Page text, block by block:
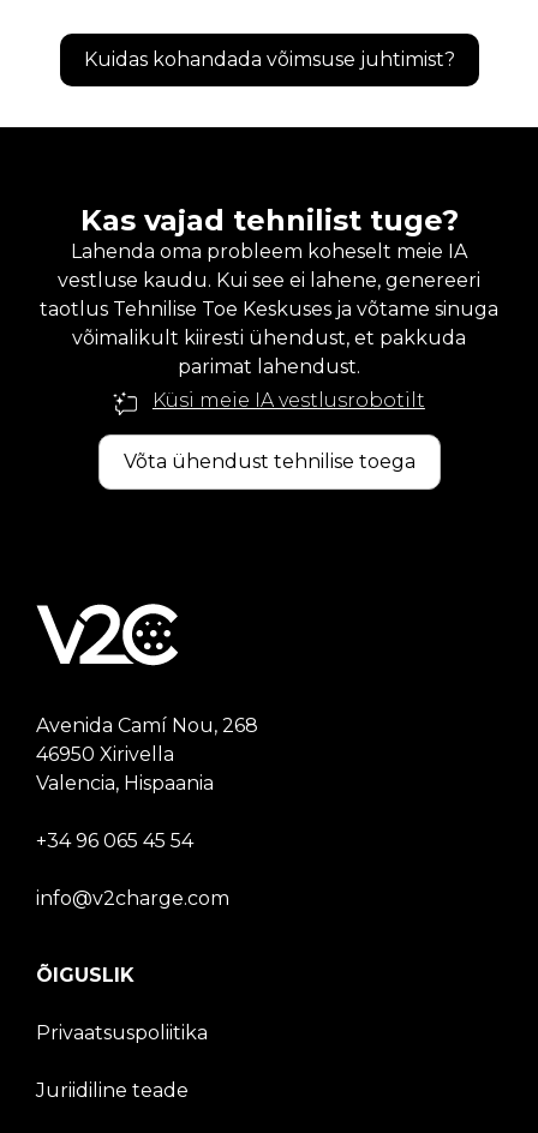
Kuidas kohandada võimsuse juhtimist?
Kas vajad tehnilist tuge?
Lahenda oma probleem koheselt meie IA
vestluse kaudu. Kui see ei lahene, genereeri
taotlus Tehnilise Toe Keskuses ja võtame sinuga
võimalikult kiiresti ühendust, et pakkuda
parimat lahendust.
Küsi meie IA vestlusrobotilt
Võta ühendust tehnilise toega
Avenida Camí Nou, 268
46950 Xirivella
Valencia, Hispaania
+34 96 065 45 54
info@v2charge.com
ÕIGUSLIK
Privaatsuspoliitika
Juriidiline teade